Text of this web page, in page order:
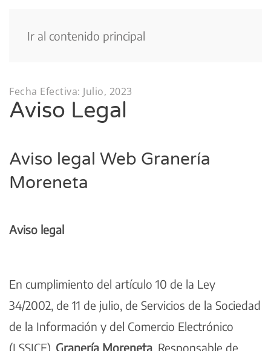
Ir al contenido principal
Fecha Efectiva: Julio, 2023
Aviso Legal
Aviso legal Web Granería
Moreneta
Aviso legal
En cumplimiento del artículo 10 de la Ley
34/2002, de 11 de julio, de Servicios de la Sociedad
de la Información y del Comercio Electrónico
(LSSICE), Granería Moreneta, Responsable de